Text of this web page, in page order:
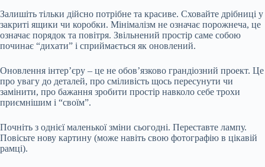
Залишіть тільки дійсно потрібне та красиве. Сховайте дрібниці у
закриті ящики чи коробки. Мінімалізм не означає порожнеча, це
означає порядок та повітря. Звільнений простір саме собою
починає “дихати” і сприймається як оновлений.
Оновлення інтер’єру – це не обов’язково грандіозний проект. Це
про увагу до деталей, про сміливість щось пересунути чи
замінити, про бажання зробити простір навколо себе трохи
приємнішим і “своїм”.
Почніть з однієї маленької зміни сьогодні. Переставте лампу.
Повісьте нову картину (може навіть свою фотографію в цікавій
рамці).